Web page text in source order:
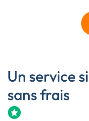
Un service
sans frais